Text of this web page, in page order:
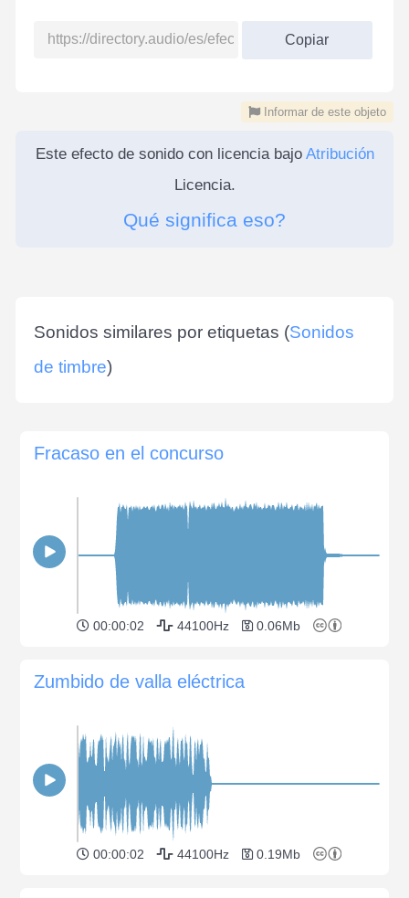
Copiar
Informar de este objeto
Este efecto de sonido con licencia bajo Atribución
Licencia.
Qué significa eso?
Sonidos similares por etiquetas (Sonidos
de timbre)
Fracaso en el concurso
00:00:02 44100Hz 0.06Mb
Zumbido de valla eléctrica
00:00:02 44100Hz 0.19Mb